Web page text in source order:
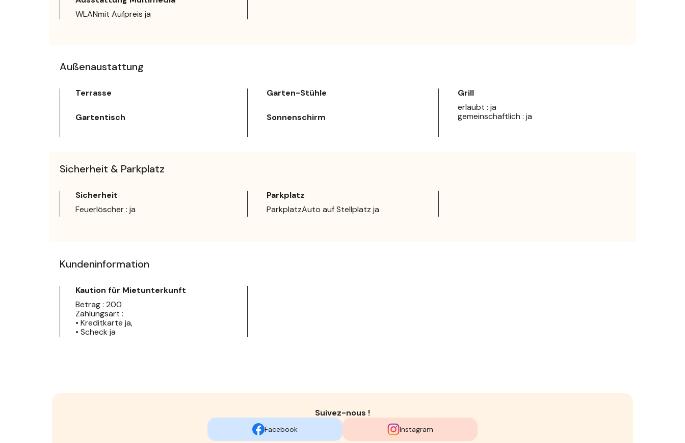
WLANmit Aufpreis ja
Außenaustattung
Terrasse
Gartentisch
Garten-Stühle
Sonnenschirm
Grill
erlaubt : ja
gemeinschaftlich : ja
Sicherheit & Parkplatz
Sicherheit
Feuerlöscher : ja
Parkplatz
ParkplatzAuto auf Stellplatz ja
Kundeninformation
Kaution für Mietunterkunft
Betrag : 200
Zahlungsart :
• Kreditkarte ja,
• Scheck ja
Suivez-nous !
Facebook Instagram